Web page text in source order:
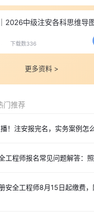
2026中级注安各科思维导
下载数336
更多资料 >
门推荐
！注安报完名，实务案例怎
工程师报名常见问题解答：
安全工程师8月15日起缴费